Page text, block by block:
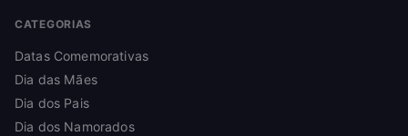
CATEGORIAS
Datas Comemorativas
Dia das Mães
Dia dos Pais
Dia dos Namorados